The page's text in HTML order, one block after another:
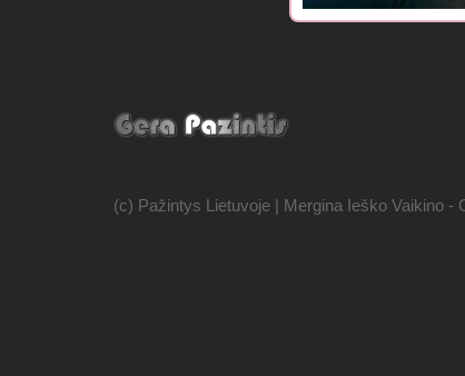
(c) Pažintys Lietuvoje | Mergina Ieško Vaikino -